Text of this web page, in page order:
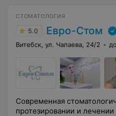
СТОМАТОЛОГИЯ
5.0 Евро-Стом
Витебск, ул. Чапаева, 24/2
Современная
протезировании и